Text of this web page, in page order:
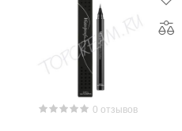
0 отзывов